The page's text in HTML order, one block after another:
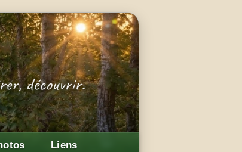
Liens